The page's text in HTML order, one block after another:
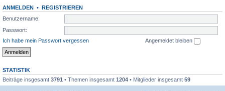
ANMELDEN • REGISTRIEREN
Benutzername:
Passwort:
Ich habe mein Passwort vergessen
Angemeldet bleiben
STATISTIK
Beiträge insgesamt 3791 • Themen insgesamt 1204 • Mitglieder insgesamt 59